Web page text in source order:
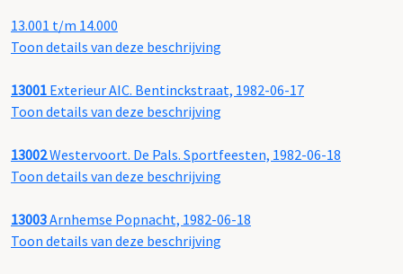
13.001 t/m 14.000
Toon details van deze beschrijving
13001 Exterieur AIC. Bentinckstraat, 1982-06-17
Toon details van deze beschrijving
13002Westervoort. De Pals. Sportfeesten, 1982-06-18
Toon details van deze beschrijving
13003Arnhemse Popnacht, 1982-06-18
Toon details van deze beschrijving